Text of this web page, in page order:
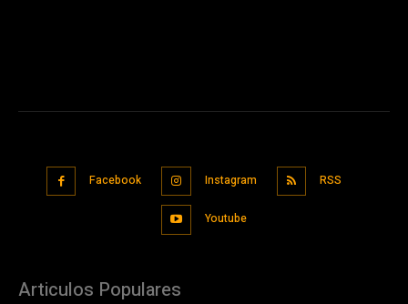
Facebook Instagram RSS
Youtube
Articulos Populares